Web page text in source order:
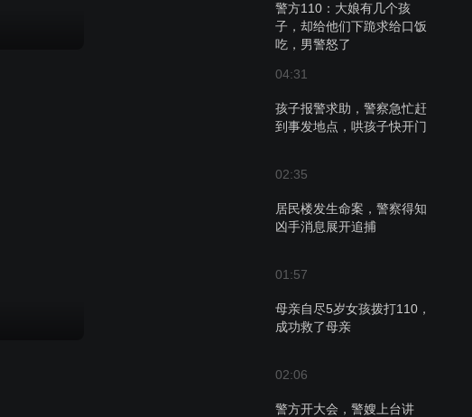
警方110：大娘有几个孩
子，却给他们下跪求给口饭
吃，男警怒了
04:31
孩子报警求助，警察急忙赶
到事发地点，哄孩子快开门
02:35
居民楼发生命案，警察得知
凶手消息展开追捕
01:57
母亲自尽5岁女孩拨打110，
成功救了母亲
02:06
警方开大会，警嫂上台讲